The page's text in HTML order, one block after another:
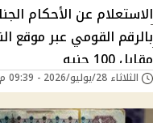
الاستعلام عن الأحكام
بالرقم القومي عبر موقع
مقابل 100 جنيه
الثلاثاء 28/يوليو/2026 - 09:39 م